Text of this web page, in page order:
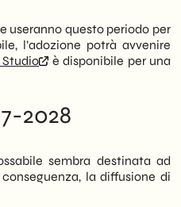
useranno questo periodo per
l’adozione potrà avvenire
Studio
è disponibile per una
2028
sembra destinata ad
la diffusione di